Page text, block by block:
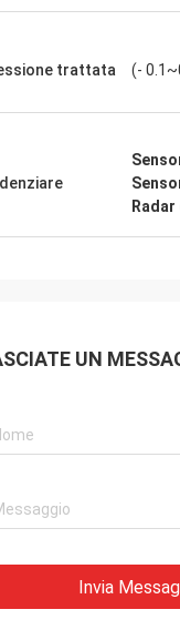
trattata (-
UN
Invia